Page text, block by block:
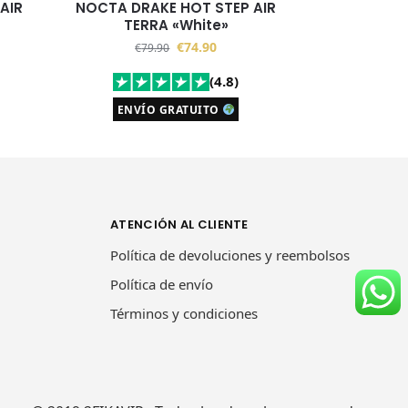
NOCTA DRAKE HOT STEP AIR
TERRA «White»
€79.90 €74.90
(4.8)
ENVÍO GRATUITO
ATENCIÓN AL CLIENTE
Política de devoluciones y reembolsos
Política de envío
Términos y condiciones